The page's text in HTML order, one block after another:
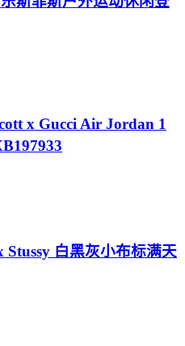
x Gucci Air Jordan 1
白黑灰小布标满天